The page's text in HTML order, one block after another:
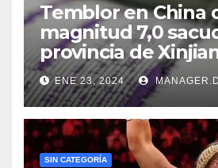
Temblor en China
magnitud 7,0
provincia de
ENE 23, 2024
SIN CATEGORÍA